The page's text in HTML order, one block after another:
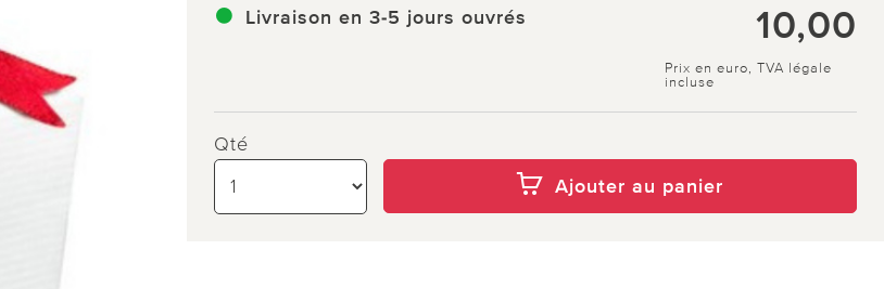
Livraison en 3-5 jours ouvrés 10,00
Prix en euro, TVA légale
incluse
Qté
Ajouter au panier